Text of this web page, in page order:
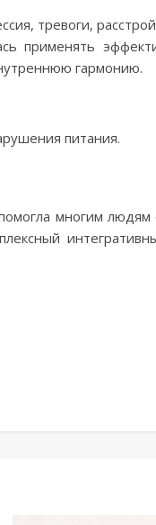
тревоги,
применять
гармонию.
питания.
многим людям